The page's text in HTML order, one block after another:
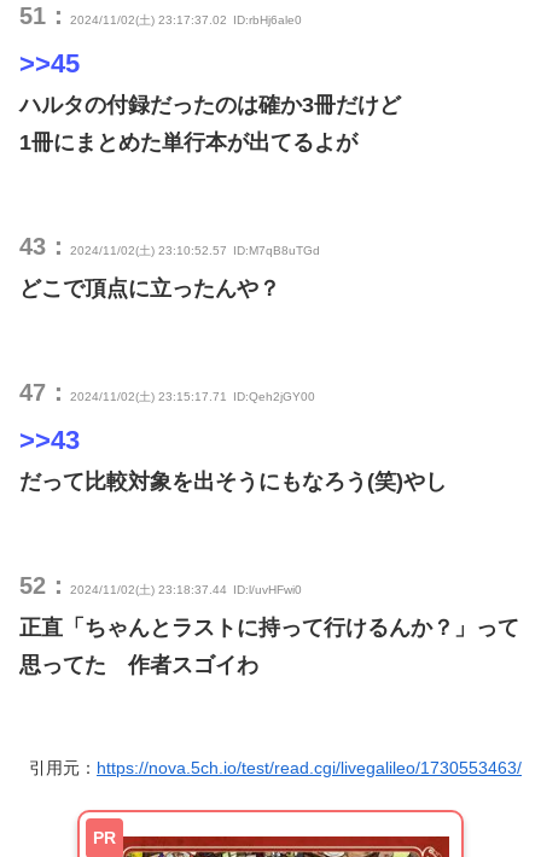
51： 2024/11/02(土) 23:17:37.02 ID:rbHj6ale0
>>45
ハルタの付録だったのは確か3冊だけど
1冊にまとめた単行本が出てるよが
43： 2024/11/02(土) 23:10:52.57 ID:M7qB8uTGd
どこで頂点に立ったんや？
47： 2024/11/02(土) 23:15:17.71 ID:Qeh2jGY00
>>43
だって比較対象を出そうにもなろう(笑)やし
52： 2024/11/02(土) 23:18:37.44 ID:l/uvHFwi0
正直「ちゃんとラストに持って行けるんか？」って
思ってた 作者スゴイわ
引用元： https://nova.5ch.io/test/read.cgi/livegalileo/1730553463/
PR